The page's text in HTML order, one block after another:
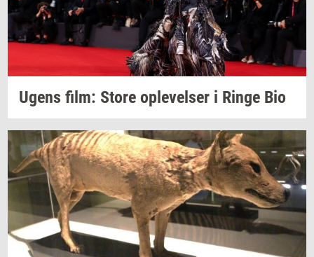
Ugens film: Store op­le­vel­ser i Ringe Bio